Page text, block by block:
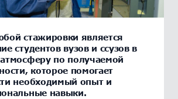
стажировки является
студентов вузов и ссузов в
по получаемой
которое помогает
необходимый опыт и
навыки.